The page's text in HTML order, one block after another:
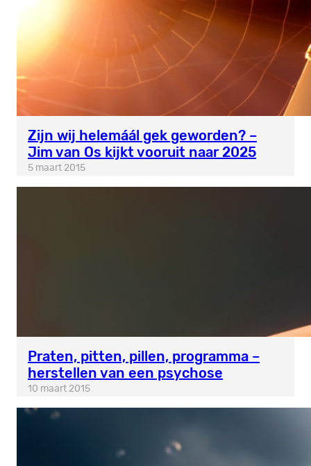
Zijn wij helemáál gek geworden? –
Jim van Os kijkt vooruit naar 2025
5 maart 2015
Praten, pitten, pillen, programma –
herstellen van een psychose
10 maart 2015